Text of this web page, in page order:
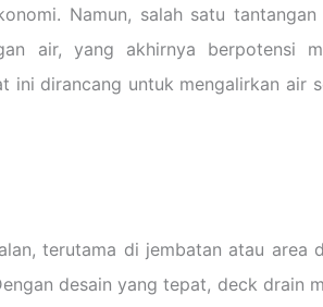
Namun, salah satu
air, yang akhirnya berpotensi
ini dirancang untuk mengalirkan air
terutama di jembatan atau area
desain yang tepat, deck drain